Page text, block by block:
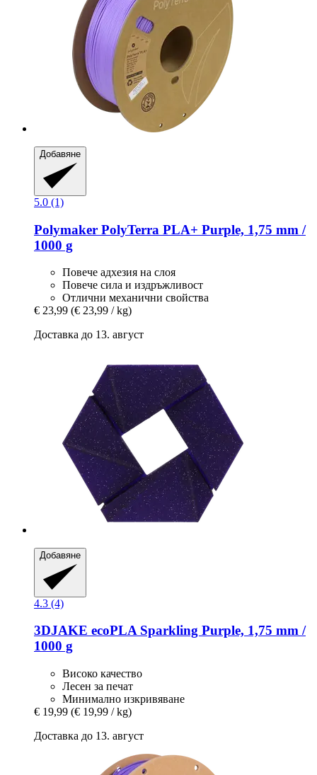
Добавяне
5.0 (1)
Polymaker PolyTerra PLA+ Purple, 1,75 mm /
1000 g
Повече адхезия на слоя
Повече сила и издръжливост
Отлични механични свойства
€ 23,99 (€ 23,99 / kg)
Доставка до 13. август
Добавяне
4.3 (4)
3DJAKE ecoPLA Sparkling Purple, 1,75 mm /
1000 g
Високо качество
Лесен за печат
Минимално изкривяване
€ 19,99 (€ 19,99 / kg)
Доставка до 13. август